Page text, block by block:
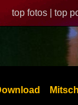
top fotos | top